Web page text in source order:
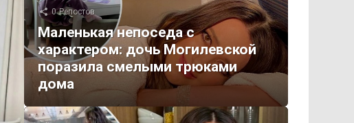
0 Репостов
Маленькая непоседа с
характером: дочь Могилевской
поразила смелыми трюками
дома